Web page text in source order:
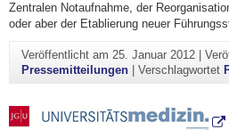
Zentralen Notaufnahme, der
oder aber der Etablierung neuer
Veröffentlicht am 25. Januar 2012|
Pressemitteilungen| Verschlagwortet